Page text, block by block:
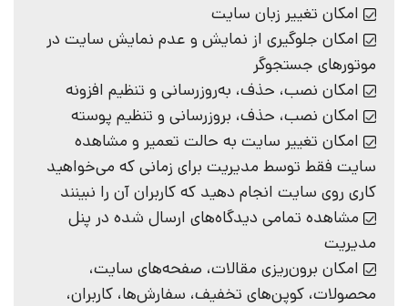
امکان تغییر زبان سایت
امکان جلوگیری از نمایش و عدم نمایش سایت در
موتورهای جستجو‌گر
امکان نصب، حذف، به‌روزرسانی و تنظیم افزونه
امکان نصب، حذف، بروزرسانی و تنظیم پوسته
امکان تغییر سایت به حالت تعمیر و مشاهده
سایت فقط توسط مدیریت برای زمانی که می‌خواهید
کاری روی سایت انجام دهید که کاربران آن را نبینند
مشاهده تمامی دیدگاه‌های ارسال شده در پنل
مدیریت
امکان برون‌ریزی مقالات، صفحه‌های سایت،
محصولات، کوپن‌های تخفیف، سفارش‌ها، کاربران،